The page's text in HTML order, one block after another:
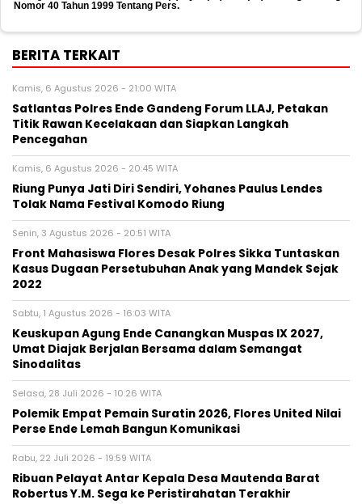
Nomor 40 Tahun 1999 Tentang Pers.
BERITA TERKAIT
Kamis, 6 Agustus 2026 - 21:00 WITA
Satlantas Polres Ende Gandeng Forum LLAJ, Petakan
Titik Rawan Kecelakaan dan Siapkan Langkah
Pencegahan
Kamis, 6 Agustus 2026 - 20:45 WITA
Riung Punya Jati Diri Sendiri, Yohanes Paulus Lendes
Tolak Nama Festival Komodo Riung
Senin, 3 Agustus 2026 - 20:51 WITA
Front Mahasiswa Flores Desak Polres Sikka Tuntaskan
Kasus Dugaan Persetubuhan Anak yang Mandek Sejak
2022
Sabtu, 1 Agustus 2026 - 16:03 WITA
Keuskupan Agung Ende Canangkan Muspas IX 2027,
Umat Diajak Berjalan Bersama dalam Semangat
Sinodalitas
Selasa, 28 Juli 2026 - 10:26 WITA
Polemik Empat Pemain Suratin 2026, Flores United Nilai
Perse Ende Lemah Bangun Komunikasi
Rabu, 22 Juli 2026 - 19:59 WITA
Ribuan Pelayat Antar Kepala Desa Mautenda Barat
Robertus Y.M. Sega ke Peristirahatan Terakhir